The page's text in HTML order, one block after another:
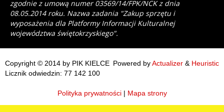
zgodnie z umową numer 03569/14/FPK/NCK z dnia
08.05.2014 roku. Nazwa zadania "Zakup sprzętu i
wyposażenia dla Platformy Informacji Kulturalnej
województwa świętokrzyskiego".
Powered byActualizer & Heuristic
Copyright © 2014 by PIK KIELCE
Licznik odwiedzin: 77 142 100
Polityka prywatności | Mapa strony